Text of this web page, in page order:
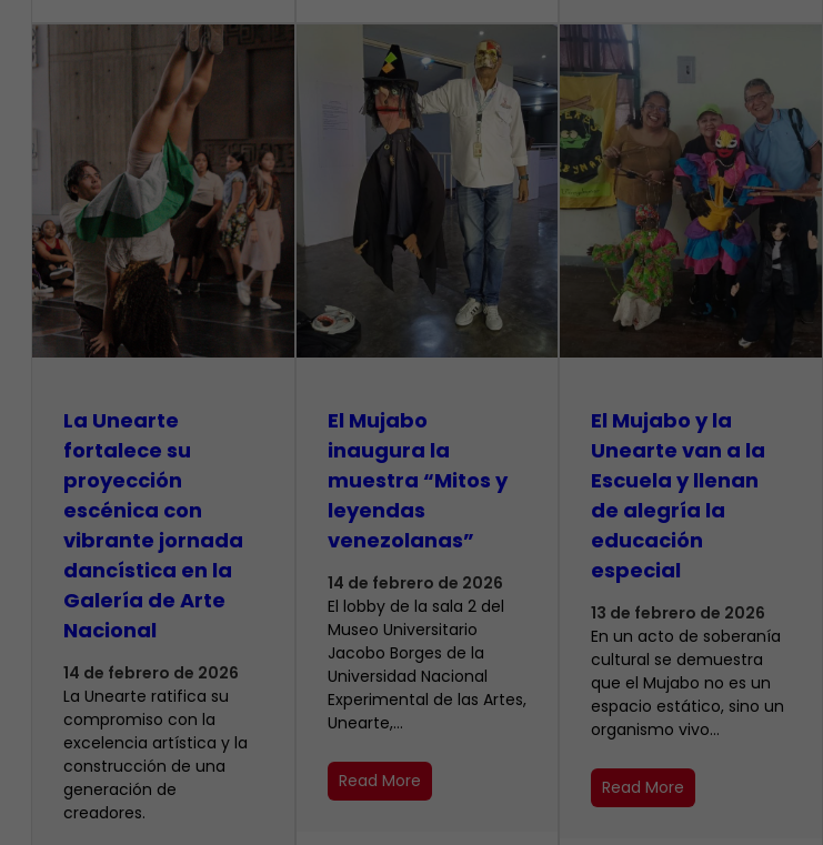
La Unearte
fortalece su
proyección
escénica con
vibrante jornada
dancística en la
Galería de Arte
Nacional
14 de febrero de 2026
La Unearte ratifica su
compromiso con la
excelencia artística y la
construcción de una
generación de
creadores.
El Mujabo
inaugura la
muestra “Mitos y
leyendas
venezolanas”
14 de febrero de 2026
El lobby de la sala 2 del
Museo Universitario
Jacobo Borges de la
Universidad Nacional
Experimental de las Artes,
Unearte,…
Read More
El Mujabo y la
Unearte van a la
Escuela y llenan
de alegría la
educación
especial
13 de febrero de 2026
En un acto de soberanía
cultural se demuestra
que el Mujabo no es un
espacio estático, sino un
organismo vivo…
Read More